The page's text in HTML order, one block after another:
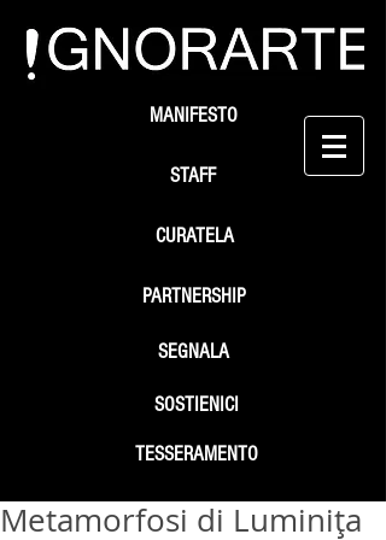
STAFF
SEGNALA
SOSTIENICI
MANIFESTO
PARTNERSHIP
TESSERAMENTO
CURATELA
Metamorfosi di Luminiţa